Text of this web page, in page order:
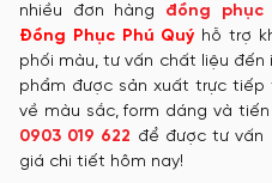
nhiều đơn hàng đồng
Đồng Phục Phú Quý hỗ trợ
phối màu, tư vấn chất liệu
phẩm được sản xuất trực
về màu sắc, form dáng và
0903 019 622 để được tư vấn
giá chi tiết hôm nay!